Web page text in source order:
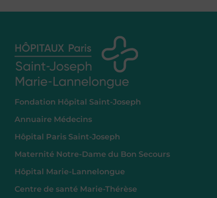
Fondation Hôpital Saint-Joseph
Annuaire Médecins
Hôpital Paris Saint-Joseph
Maternité Notre-Dame du Bon Secours
Hôpital Marie-Lannelongue
Centre de santé Marie-Thérèse